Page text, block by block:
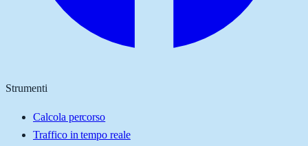
Strumenti
Calcola percorso
Traffico in tempo reale